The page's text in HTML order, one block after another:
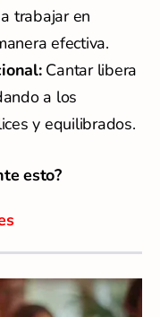
trabajar en
efectiva.
Cantar libera
a los
y equilibrados.
esto?